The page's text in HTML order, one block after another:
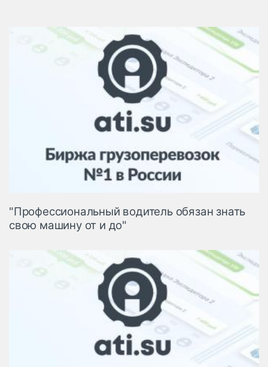
"Профессиональный водитель обязан знать
свою машину от и до"